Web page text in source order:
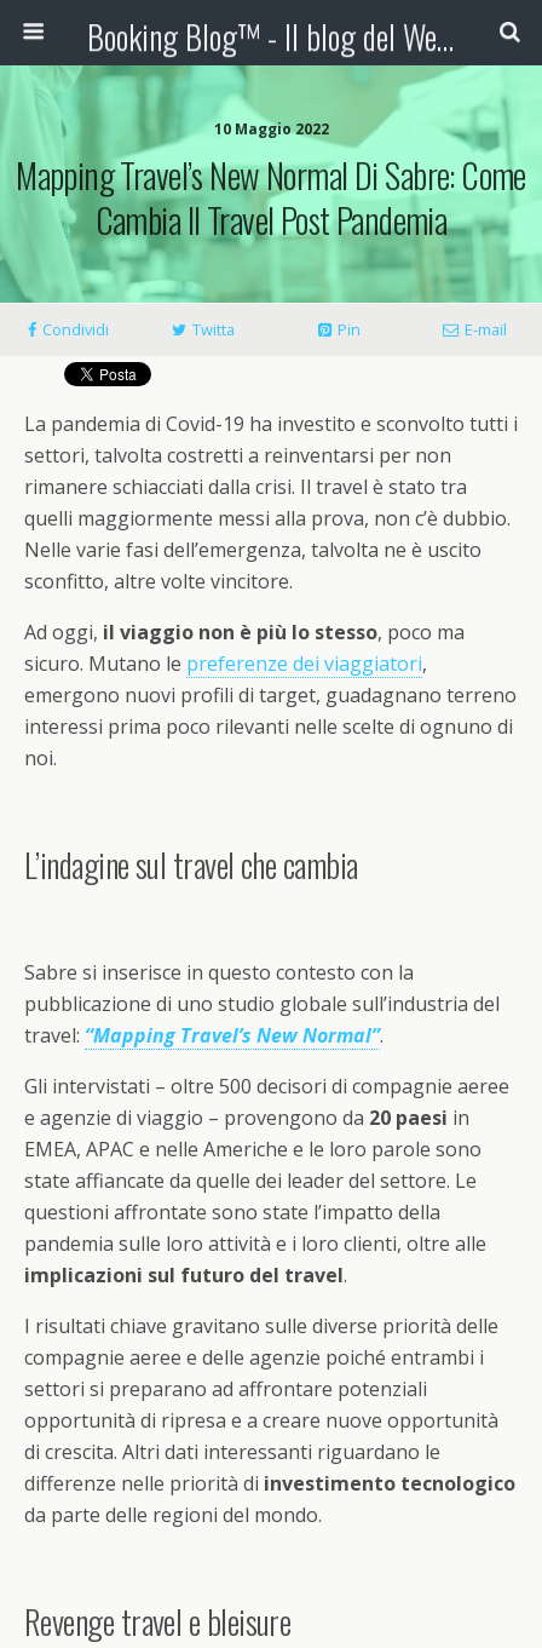
Booking Blog™ - Il blog del Web Marketing Turistico
10 Maggio 2022
Mapping Travel’s New Normal Di Sabre: Come
Cambia Il Travel Post Pandemia
Condividi Twitta Pin E-mail
La pandemia di Covid-19 ha investito e sconvolto tutti i
settori, talvolta costretti a reinventarsi per non
rimanere schiacciati dalla crisi. Il travel è stato tra
quelli maggiormente messi alla prova, non c’è dubbio.
Nelle varie fasi dell’emergenza, talvolta ne è uscito
sconfitto, altre volte vincitore.
Ad oggi, il viaggio non è più lo stesso, poco ma
sicuro. Mutano le preferenze dei viaggiatori,
emergono nuovi profili di target, guadagnano terreno
interessi prima poco rilevanti nelle scelte di ognuno di
noi.
L’indagine sul travel che cambia
Sabre si inserisce in questo contesto con la
pubblicazione di uno studio globale sull’industria del
travel: “Mapping Travel’s New Normal”.
Gli intervistati – oltre 500 decisori di compagnie aeree
e agenzie di viaggio – provengono da 20 paesi in
EMEA, APAC e nelle Americhe e le loro parole sono
state affiancate da quelle dei leader del settore. Le
questioni affrontate sono state l’impatto della
pandemia sulle loro attività e i loro clienti, oltre alle
implicazioni sul futuro del travel.
I risultati chiave gravitano sulle diverse priorità delle
compagnie aeree e delle agenzie poiché entrambi i
settori si preparano ad affrontare potenziali
opportunità di ripresa e a creare nuove opportunità
di crescita. Altri dati interessanti riguardano le
differenze nelle priorità di investimento tecnologico
da parte delle regioni del mondo.
Revenge travel e bleisure